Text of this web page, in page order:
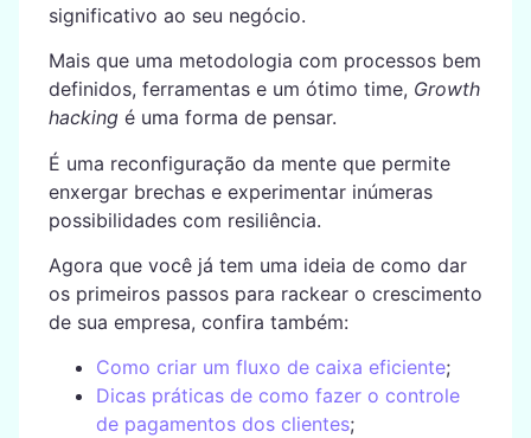
significativo ao seu negócio.
Mais que uma metodologia com processos bem
definidos, ferramentas e um ótimo time, Growth
hackingé uma forma de pensar.
É uma reconfiguração da mente que permite
enxergar brechas e experimentar inúmeras
possibilidades com resiliência.
Agora que você já tem uma ideia de como dar
os primeiros passos para rackear o crescimento
de sua empresa, confira também:
Como criar um fluxo de caixa eficiente;
Dicas práticas de como fazer o controle
de pagamentos dos clientes;